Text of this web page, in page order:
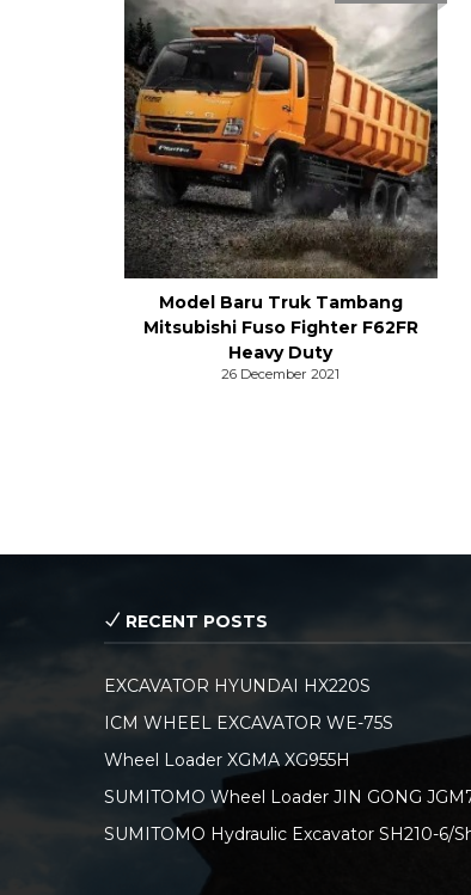
Model Baru Truk Tambang
Mitsubishi Fuso Fighter F62FR
Heavy Duty
26 December 2021
RECENT POSTS
EXCAVATOR HYUNDAI HX220S
ICM WHEEL EXCAVATOR WE-75S
Wheel Loader XGMA XG955H
SUMITOMO Wheel Loader JIN GONG
SUMITOMO Hydraulic Excavator SH210-6/